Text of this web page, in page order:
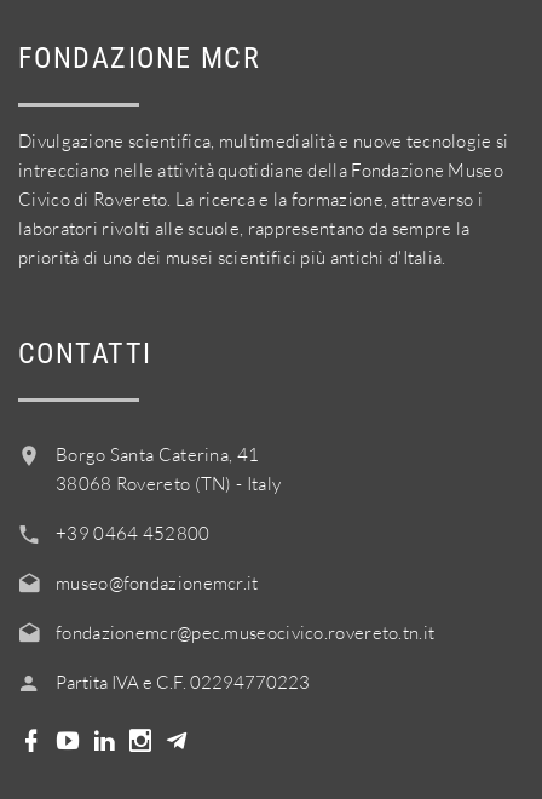
FONDAZIONE MCR
Divulgazione scientifica, multimedialità e nuove tecnologie si
intrecciano nelle attività quotidiane della Fondazione Museo
Civico di Rovereto. La ricerca e la formazione, attraverso i
laboratori rivolti alle scuole, rappresentano da sempre la
priorità di uno dei musei scientifici più antichi d'Italia.
CONTATTI
Borgo Santa Caterina, 41
38068 Rovereto (TN) - Italy
+39 0464 452800
museo@fondazionemcr.it
fondazionemcr@pec.museocivico.rovereto.tn.it
Partita IVA e C.F. 02294770223